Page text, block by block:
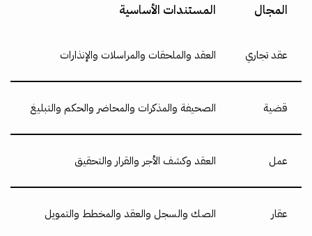
المجال المستندات الأساسية
عقد تجاري العقد والملحقات والمراسلات والإنذارات
قضية الصحيفة والمذكرات والمحاضر والحكم والتبليغ
عمل العقد وكشف الأجر والقرار والتحقيق
عقار الصك والسجل والعقد والمخطط والتمويل